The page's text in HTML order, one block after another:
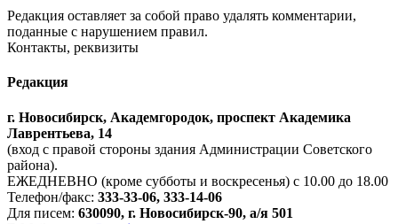
Редакция оставляет за собой право удалять комментарии,
поданные с нарушением правил.
Контакты, реквизиты
Редакция
г. Новосибирск, Академгородок, проспект Академика
Лаврентьева, 14
(вход с правой стороны здания Администрации Советского
района).
ЕЖЕДНЕВНО (кроме субботы и воскресенья) с 10.00 до 18.00
Телефон/факс: 333-33-06, 333-14-06
Для писем: 630090, г. Новосибирск-90, а/я 501